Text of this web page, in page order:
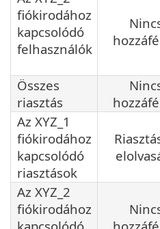
fiókirodához
kapcsolódó
felhasználók
Összes
riasztás
Az XYZ_1
fiókirodához
kapcsolódó
riasztások
Az XYZ_2
fiókirodához